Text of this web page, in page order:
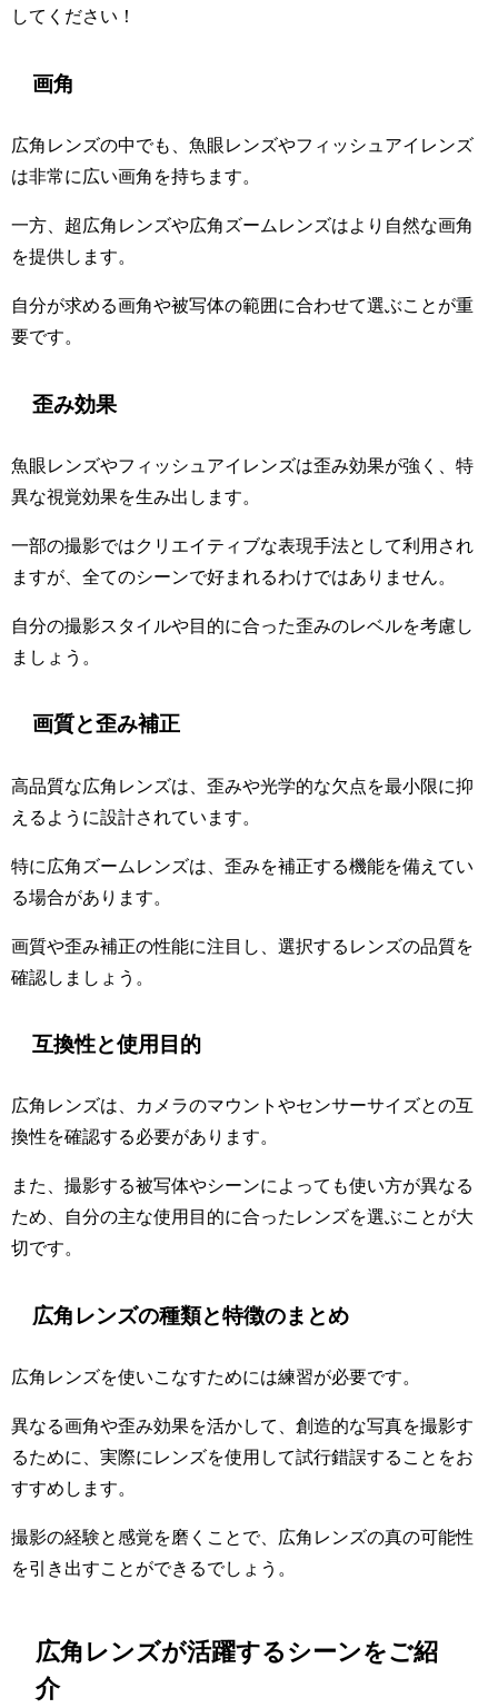
してください！
画角
広角レンズの中でも、魚眼レンズやフィッシュアイレンズ
は非常に広い画角を持ちます。
一方、超広角レンズや広角ズームレンズはより自然な画角
を提供します。
自分が求める画角や被写体の範囲に合わせて選ぶことが重
要です。
歪み効果
魚眼レンズやフィッシュアイレンズは歪み効果が強く、特
異な視覚効果を生み出します。
一部の撮影ではクリエイティブな表現手法として利用され
ますが、全てのシーンで好まれるわけではありません。
自分の撮影スタイルや目的に合った歪みのレベルを考慮し
ましょう。
画質と歪み補正
高品質な広角レンズは、歪みや光学的な欠点を最小限に抑
えるように設計されています。
特に広角ズームレンズは、歪みを補正する機能を備えてい
る場合があります。
画質や歪み補正の性能に注目し、選択するレンズの品質を
確認しましょう。
互換性と使用目的
広角レンズは、カメラのマウントやセンサーサイズとの互
換性を確認する必要があります。
また、撮影する被写体やシーンによっても使い方が異なる
ため、自分の主な使用目的に合ったレンズを選ぶことが大
切です。
広角レンズの種類と特徴のまとめ
広角レンズを使いこなすためには練習が必要です。
異なる画角や歪み効果を活かして、創造的な写真を撮影す
るために、実際にレンズを使用して試行錯誤することをお
すすめします。
撮影の経験と感覚を磨くことで、広角レンズの真の可能性
を引き出すことができるでしょう。
広角レンズが活躍するシーンをご紹
介